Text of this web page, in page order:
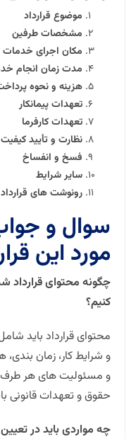
موضوع قرارداد
مشخصات طرفین
مکان اجرای خدمات
مدت زمان انجام
هزینه و نحوه
تعهدات پیمانکار
تعهدات کارفرما
نظارت و تأیید کیفیت
فسخ و انفساخ
سایر شرایط
رونوشت های
سوال و
مورد این
چگونه محتوای
کنیم؟
محتوای قرارداد باید
و شرایط کار، زمان
و مسئولیت های هر
حقوق و تعهدات قانونی
چه مواردی باید در